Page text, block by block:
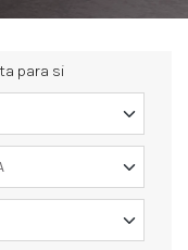
para si